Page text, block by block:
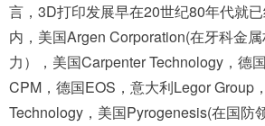
言，3D打印发展早在20世纪80年代就
内，美国Argen Corporation(在牙科金
力），美国Carpenter Technology，德
CPM，德国EOS，意大利Legor Group
Technology，美国Pyrogenesis(在国防